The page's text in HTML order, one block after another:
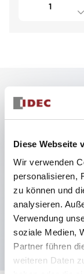
Diese Webseite
Wir verwenden
personalisieren,
zu können und
analysieren.
Verwendung
soziale Medien,
Partner führen
weiteren Daten
Schutzart
Verbesserte
einheitlich bei
von 22 mm.
UL- und